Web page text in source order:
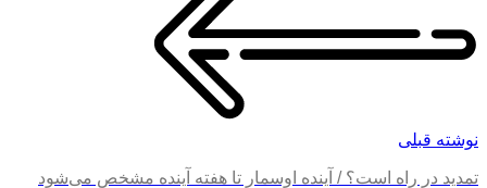
نوشته قبلی
تمدید در راه است؟ / آینده اوسمار تا هفته آینده مشخص می‌شود